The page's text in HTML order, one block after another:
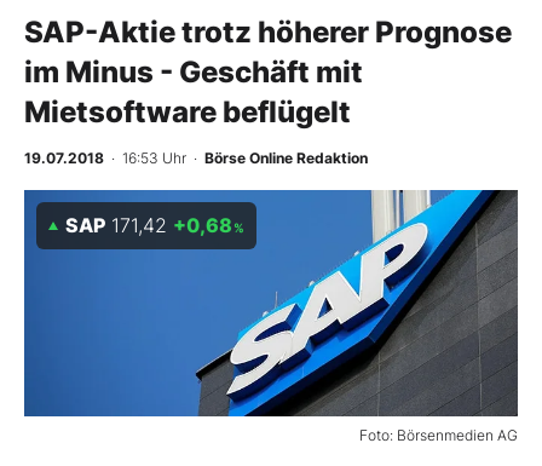
Anlageprodukte
Finanz-Check
BO-Musterdepots
Experten
SAP-Aktie trotz höherer Prognose
im Minus - Geschäft mit
Mietsoftware beflügelt
19.07.2018 · 16:53 Uhr · Börse Online Redaktion
Foto: Börsenmedien AG
SAP 171,42 +0,68 %